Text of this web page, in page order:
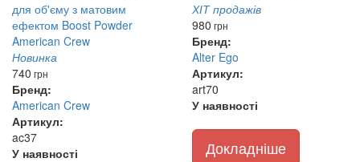
Новинка
740 грн
Бренд:
American Crew
Артикул:
ac37
У наявності
ХІТ продажів
980 грн
Бренд:
Alter Ego
Артикул:
art70
У наявності
Докладніше